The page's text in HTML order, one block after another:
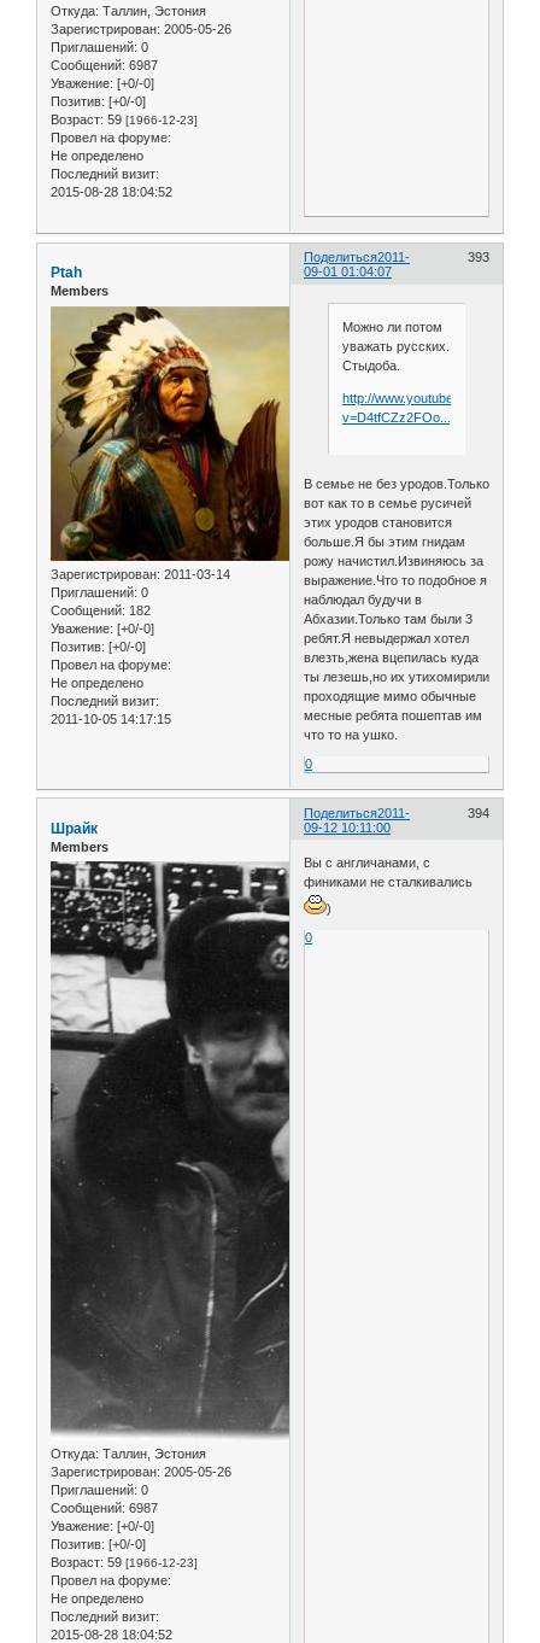
Откуда: Таллин, Эстония
Зарегистрирован: 2005-05-26
Приглашений: 0
Сообщений: 6987
Уважение: [+0/-0]
Позитив: [+0/-0]
Возраст: 59 [1966-12-23]
Провел на форуме:
Не определено
Последний визит:
2015-08-28 18:04:52
Поделиться 393
2011-
09-01 01:04:07
Ptah
Members
Зарегистрирован: 2011-03-14
Приглашений: 0
Сообщений: 182
Уважение: [+0/-0]
Позитив: [+0/-0]
Провел на форуме:
Не определено
Последний визит:
2011-10-05 14:17:15
Можно ли потом
уважать русских.
Стыдоба.
http://www.youtube.com/watch?
В семье не без уродов.Только
вот как то в семье русичей
этих уродов становится
больше.Я бы этим гнидам
рожу начистил.Извиняюсь за
выражение.Что то подобное я
наблюдал будучи в
Абхазии.Только там были 3
ребят.Я невыдержал хотел
влезть,жена вцепилась куда
ты лезешь,но их утихомирили
проходящие мимо обычные
месные ребята пошептав им
что то на ушко.
0
Поделиться 394
2011-
09-12 10:11:00
Шрайк
Members
Откуда: Таллин, Эстония
Зарегистрирован: 2005-05-26
Приглашений: 0
Сообщений: 6987
Уважение: [+0/-0]
Позитив: [+0/-0]
Возраст: 59 [1966-12-23]
Провел на форуме:
Не определено
Последний визит:
2015-08-28 18:04:52
Вы с англичанами, с
финиками не сталкивались
)
0